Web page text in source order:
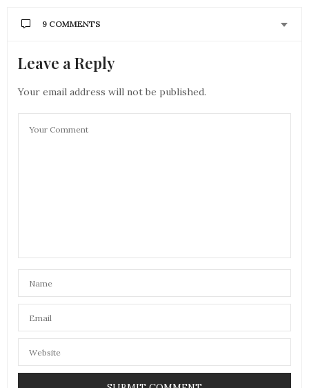
9 COMMENTS
CONSTANCE
Trop stylée! j’adore les photos et le design du tee-
shirt
C’est super comme collection, j’adore !
coucou
Leave a Reply
Your email address will not be published.